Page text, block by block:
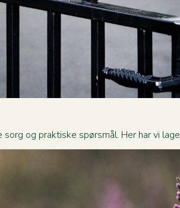
og praktiske spørsmål. Her har vi